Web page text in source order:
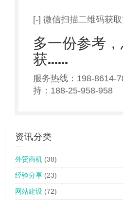
[-] 微信扫描二维码获
多一份参考
获……
服务热线：198-
持：188-25-958-958
资讯分类
外贸商机 (38)
经验分享 (23)
网站建设 (72)